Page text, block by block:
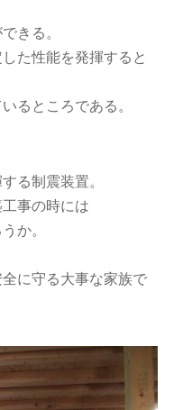
きる。
た性能を発揮すると
るところである。
る制震装置。
事の時には
か。
に守る大事な家族で